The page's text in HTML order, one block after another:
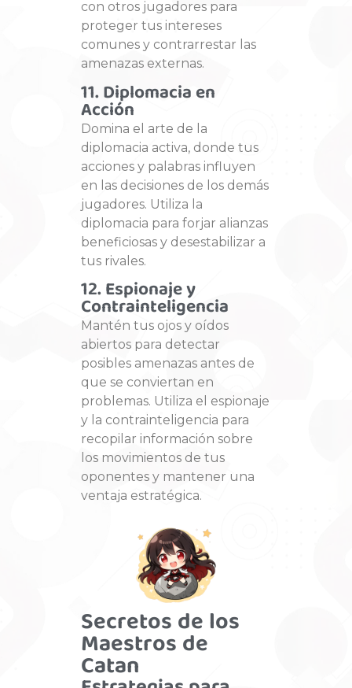
con otros jugadores para
proteger tus intereses
comunes y contrarrestar las
amenazas externas.
11. Diplomacia en
Acción
Domina el arte de la
diplomacia activa, donde tus
acciones y palabras influyen
en las decisiones de los demás
jugadores. Utiliza la
diplomacia para forjar alianzas
beneficiosas y desestabilizar a
tus rivales.
12. Espionaje y
Contrainteligencia
Mantén tus ojos y oídos
abiertos para detectar
posibles amenazas antes de
que se conviertan en
problemas. Utiliza el espionaje
y la contrainteligencia para
recopilar información sobre
los movimientos de tus
oponentes y mantener una
ventaja estratégica.
Secretos de los
Maestros de
Catan